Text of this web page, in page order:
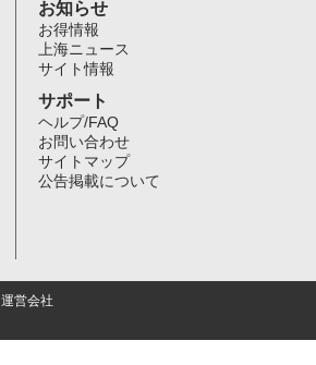
お知らせ
お得情報
上海ニュース
サイト情報
サポート
ヘルプ/FAQ
お問い合わせ
サイトマップ
公告掲載について
運営会社